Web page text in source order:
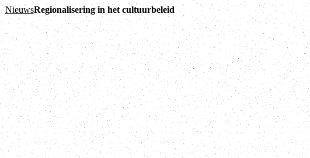
NieuwsRegionalisering in het cultuurbeleid